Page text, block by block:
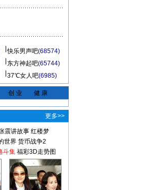
快乐男声吧(68574)
东方神起吧(65744)
37℃女人吧(6985)
创 业 健 康
更多>>
震讲故事 红楼梦
世界 货币战争2
斗集 福彩3D走势图